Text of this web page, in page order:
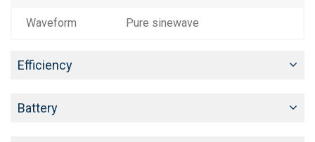
Waveform Pure sinewave
Efficiency
Battery